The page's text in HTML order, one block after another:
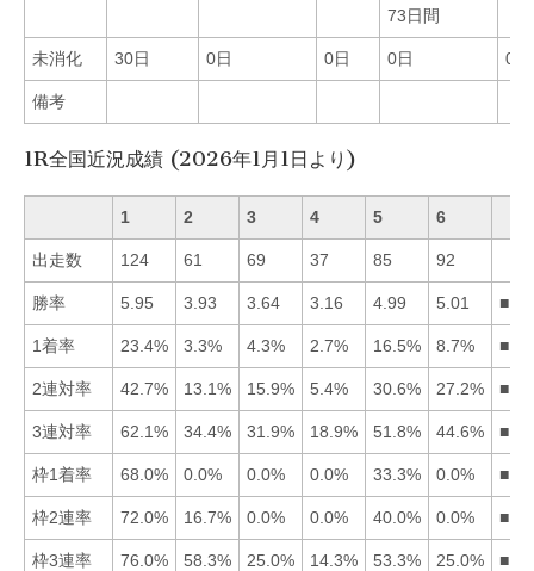
73日間
未消化 30日 0日 0日 0日 0日
備考
1R全国近況成績 (2026年1月1日より)
1 2 3 4 5 6
出走数 124 61 69 37 85 92
勝率 5.95 3.93 3.64 3.16 4.99 5.01
1着率 23.4% 3.3% 4.3% 2.7% 16.5% 8.7%
2連対率 42.7% 13.1% 15.9% 5.4% 30.6% 27.2%
3連対率 62.1% 34.4% 31.9% 18.9% 51.8% 44.6%
枠1着率 68.0% 0.0% 0.0% 0.0% 33.3% 0.0%
枠2連率 72.0% 16.7% 0.0% 0.0% 40.0% 0.0%
枠3連率 76.0% 58.3% 25.0% 14.3% 53.3% 25.0%